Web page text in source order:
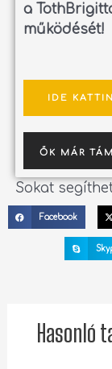
a
működését!
IDE
ŐK MÁR
Sokat
Facebook
Hasonló